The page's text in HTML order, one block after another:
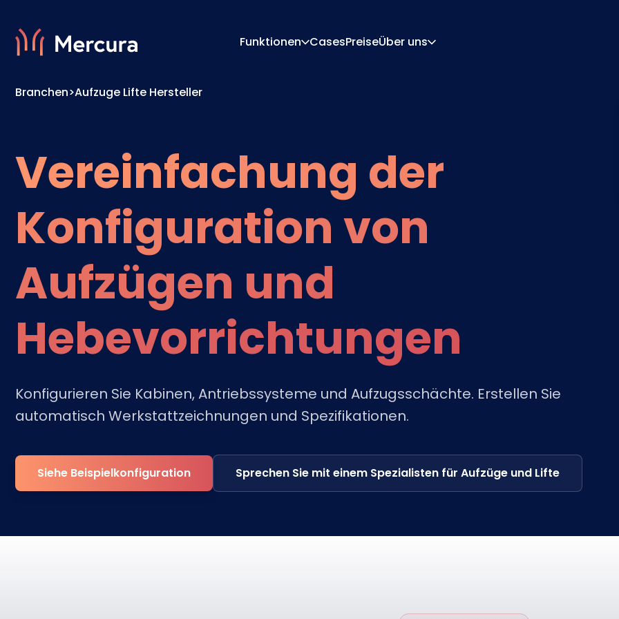
Funktionen CasesPreiseÜber uns
Kontakt
Branchen>Aufzuge Lifte Hersteller
Vereinfachung der
Konfiguration von
Aufzügen und
Hebevorrichtungen
Konfigurieren Sie Kabinen, Antriebssysteme und Aufzugsschächte. Erstellen Sie
automatisch Werkstattzeichnungen und Spezifikationen.
Siehe Beispielkonfiguration Sprechen Sie mit einem Spezialisten für Aufzüge und Lifte